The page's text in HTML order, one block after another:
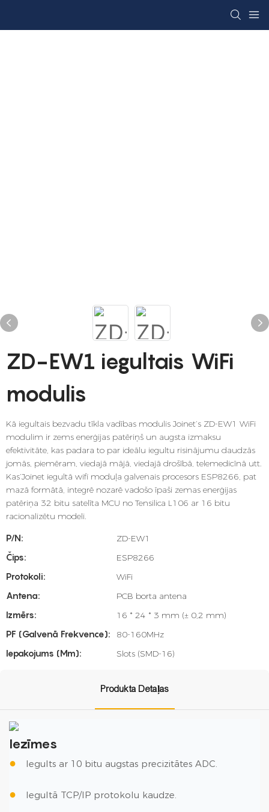
ZD-EW1 iegultais WiFi
modulis
Kā iegultais bezvadu tīkla vadības modulis Joinet’s ZD-EW1 WiFi
modulim ir zems enerģijas patēriņš un augsta izmaksu
efektivitāte, kas padara to par ideālu iegultu risinājumu daudzās
jomās, piemēram, viedajā mājā, viedajā drošībā, telemedicīnā utt.
Kas’Joinet iegultā wifi moduļa galvenais procesors ESP8266, pat
mazā formātā, integrē nozarē vadošo īpaši zemas enerģijas
patēriņa 32 bitu satelīta MCU no Tensilica L106 ar 16 bitu
racionalizētu modeli.
P/N:
ZD-EW1
Čips:
ESP8266
Protokoli:
WiFi
Antena:
PCB borta antena
Izmērs:
16 * 24 * 3 mm (± 0,2 mm)
PF (galvenā Frekvence):
80-160MHz
Iepakojums (mm):
Slots (SMD-16)
Produkta Detaļas
Iezīmes
● Iegults ar 10 bitu augstas precizitātes ADC.
● Iegultā TCP/IP protokolu kaudze.